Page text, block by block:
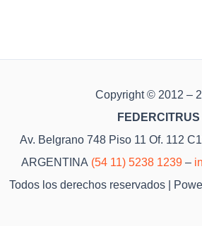
Copyright © 2012 –
FEDERCITRUS
Av. Belgrano 748 Piso 11 Of. 112
ARGENTINA (54 11) 5238 1239 –
Todos los derechos reservados |